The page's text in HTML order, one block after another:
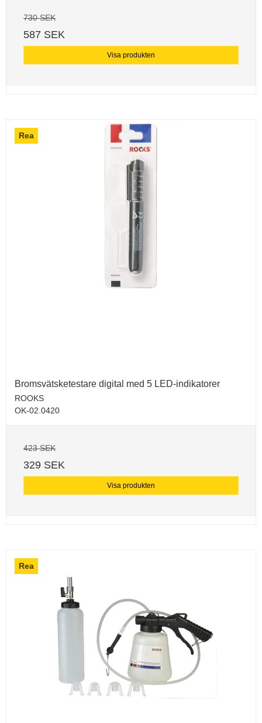
730 SEK
587 SEK
Visa produkten
Rea
Bromsvätsketestare digital med 5 LED-indikatorer
ROOKS
OK-02.0420
423 SEK
329 SEK
Visa produkten
Rea